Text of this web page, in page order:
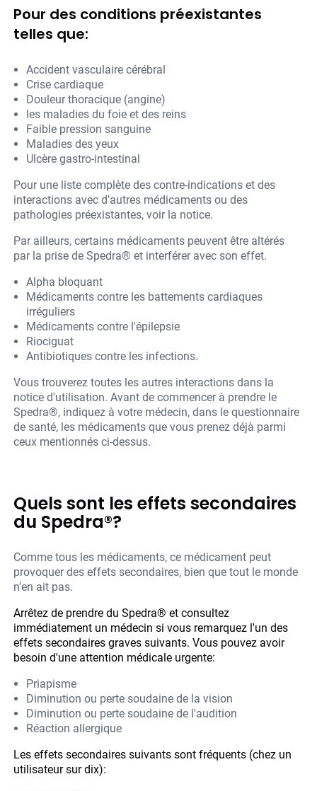
Pour des conditions préexistantes
telles que:
Accident vasculaire cérébral
Crise cardiaque
Douleur thoracique (angine)
les maladies du foie et des reins
Faible pression sanguine
Maladies des yeux
Ulcère gastro-intestinal
Pour une liste complète des contre-indications et des
interactions avec d'autres médicaments ou des
pathologies préexistantes, voir la notice.
Par ailleurs, certains médicaments peuvent être altérés
par la prise de Spedra® et interférer avec son effet.
Alpha bloquant
Médicaments contre les battements cardiaques
irréguliers
Médicaments contre l'épilepsie
Riociguat
Antibiotiques contre les infections.
Vous trouverez toutes les autres interactions dans la
notice d'utilisation. Avant de commencer à prendre le
Spedra®, indiquez à votre médecin, dans le questionnaire
de santé, les médicaments que vous prenez déjà parmi
ceux mentionnés ci-dessus.
Quels sont les effets secondaires
du Spedra®?
Comme tous les médicaments, ce médicament peut
provoquer des effets secondaires, bien que tout le monde
n'en ait pas.
Arrêtez de prendre du Spedra® et consultez
immédiatement un médecin si vous remarquez l'un des
effets secondaires graves suivants. Vous pouvez avoir
besoin d'une attention médicale urgente:
Priapisme
Diminution ou perte soudaine de la vision
Diminution ou perte soudaine de l'audition
Réaction allergique
Les effets secondaires suivants sont fréquents (chez un
utilisateur sur dix):